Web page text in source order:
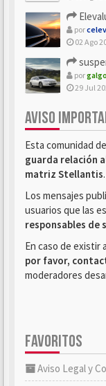
por
02 Ago
porgalgo
29 Jul
AVISO
Esta comunidad
guarda relación
matriz Stellantis.
Los mensajes
usuarios que las
responsables de
En caso de existir
por favor,
moderadores
FAVORITOS
Aviso Legal y